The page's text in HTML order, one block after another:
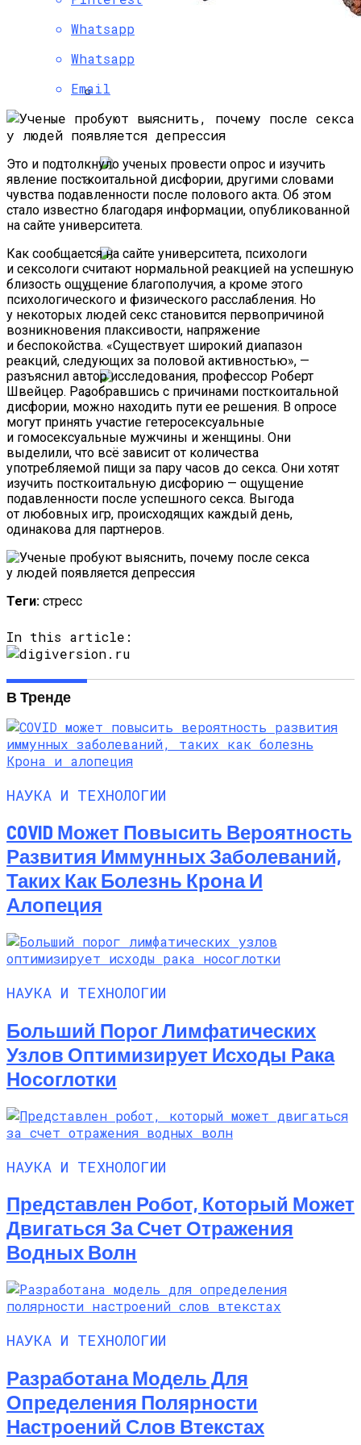
Ученые: Викинги Никогда Не Боролись
На Собственных Мечах
NASA Показало Необыкновенное
Сияние Вокруг Урана
К Началу Зимы 2015-Го Года
С Космодрома Восточный Проведут
Два Запуска
На Урале Изобрели Аппарат Для
Лечения Депрессии
Whatsapp
Whatsapp
Email
Это и подтолкнуло ученых провести опрос и изучить
явление посткоитальной дисфории, другими словами
чувства подавленности после полового акта. Об этом
стало известно благодаря информации, опубликованной
на сайте университета.
Как сообщается на сайте университета, психологи
и сексологи считают нормальной реакцией на успешную
близость ощущение благополучия, а кроме этого
психологического и физического расслабления. Но
у некоторых людей секс становится первопричиной
возникновения плаксивости, напряжение
и беспокойства. «Существует широкий диапазон
реакций, следующих за половой активностью», —
разъяснил автор исследования, профессор Роберт
Швейцер. Разобравшись с причинами посткоитальной
дисфории, можно находить пути ее решения. В опросе
могут принять участие гетеросексуальные
и гомосексуальные мужчины и женщины. Они
выделили, что всё зависит от количества
употребляемой пищи за пару часов до секса. Они хотят
изучить посткоитальную дисфорию — ощущение
подавленности после успешного секса. Выгода
от любовных игр, происходящих каждый день,
одинакова для партнеров.
Теги: стресс
In this article:
В Тренде
НАУКА И ТЕХНОЛОГИИ
COVID Может Повысить Вероятность
Развития Иммунных Заболеваний,
Таких Как Болезнь Крона И
Алопеция
НАУКА И ТЕХНОЛОГИИ
Больший Порог Лимфатических
Узлов Оптимизирует Исходы Рака
Носоглотки
НАУКА И ТЕХНОЛОГИИ
Представлен Робот, Который Может
Двигаться За Счет Отражения
Водных Волн
НАУКА И ТЕХНОЛОГИИ
Разработана Модель Для
Определения Полярности
Настроений Слов Втекстах